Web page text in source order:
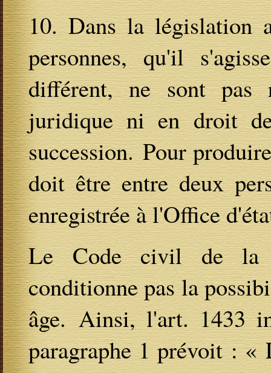
10. Dans la législation
personnes, qu'il
différent, ne sont pas
juridique ni en droit
succession. Pour
doit être entre deux
enregistrée à l'Office
Le Code civil de la
conditionne pas la
âge. Ainsi, l'art. 1433
paragraphe 1 prévoit : «